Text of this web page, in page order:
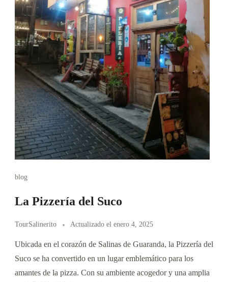
blog
La Pizzería del Suco
TourSalinerito Actualizado el enero 4, 2025
Ubicada en el corazón de Salinas de Guaranda, la Pizzería del
Suco se ha convertido en un lugar emblemático para los
amantes de la pizza. Con su ambiente acogedor y una amplia